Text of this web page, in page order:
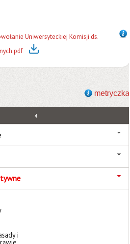
Uniwersyteckiej Komisji ds.
metryczka
i